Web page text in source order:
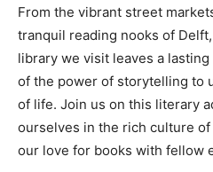
From the⁣ vibrant street
tranquil reading nooks of
library we visit​ leaves a
‍of the power⁤ of ⁤storytelling to
of life. Join us on this literary
ourselves in ⁤the rich culture
​our love for ⁣books with ​fellow​